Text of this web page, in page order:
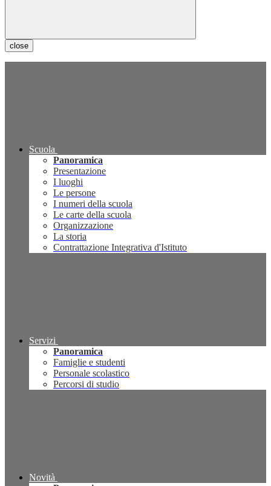
close
Scuola
Panoramica
Presentazione
I luoghi
Le persone
I numeri della scuola
Le carte della scuola
Organizzazione
La storia
Contrattazione Integrativa d'Istituto
Servizi
Panoramica
Famiglie e studenti
Personale scolastico
Percorsi di studio
Novità